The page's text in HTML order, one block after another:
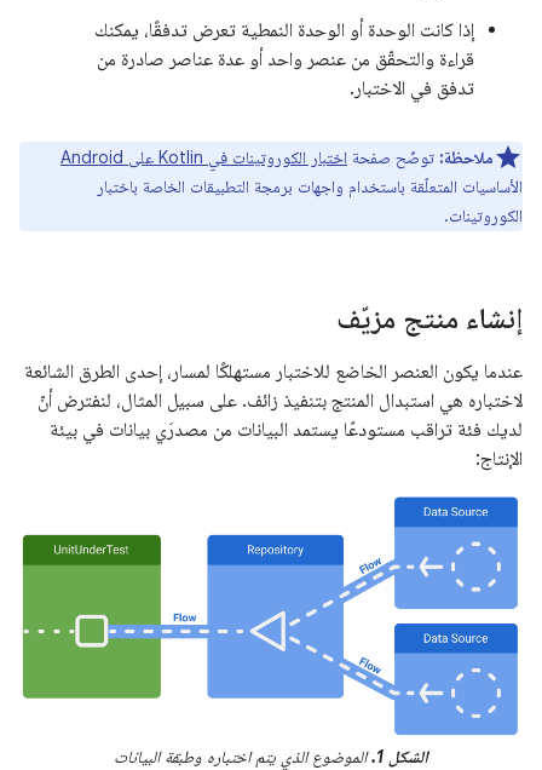
إذا كانت الوحدة أو الوحدة النمطية تعرض تدفقًا، يمكنك
قراءة والتحقّق من عنصر واحد أو عدة عناصر صادرة من
تدفق في الاختبار.
ملاحظة: توضّح صفحة اختبار الكوروتينات في Kotlin على Android
الأساسيات المتعلّقة باستخدام واجهات برمجة التطبيقات الخاصة باختبار
الكوروتينات.
إنشاء منتج مزيّف
عندما يكون العنصر الخاضع للاختبار مستهلكًا لمسار، إحدى الطرق الشائعة
لاختباره هي استبدال المنتج بتنفيذ زائف. على سبيل المثال، لنفترض أنّ
لديك فئة تراقب مستودعًا يستمد البيانات من مصدرَي بيانات في بيئة
الإنتاج:
الشكل 1. الموضوع الذي يتم اختباره وطبقة البيانات